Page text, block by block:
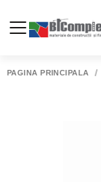
PAGINA PRINCIPALĂ